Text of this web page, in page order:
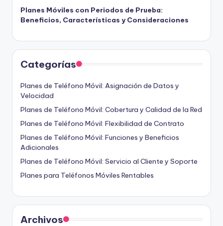
Planes Móviles con Periodos de Prueba:
Beneficios, Características y Consideraciones
Categorías
Planes de Teléfono Móvil: Asignación de Datos y
Velocidad
Planes de Teléfono Móvil: Cobertura y Calidad de la Red
Planes de Teléfono Móvil: Flexibilidad de Contrato
Planes de Teléfono Móvil: Funciones y Beneficios
Adicionales
Planes de Teléfono Móvil: Servicio al Cliente y Soporte
Planes para Teléfonos Móviles Rentables
Archivos